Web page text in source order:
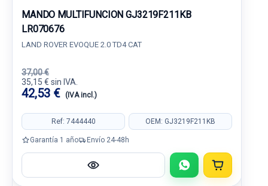
MANDO MULTIFUNCION GJ3219F211KB
LR070676
LAND ROVER EVOQUE 2.0 TD4 CAT
37,00 €
35,15 € sin IVA.
42,53 € (IVA incl.)
Ref: 7444440 OEM: GJ3219F211KB
Garantía 1 año Envío 24-48h